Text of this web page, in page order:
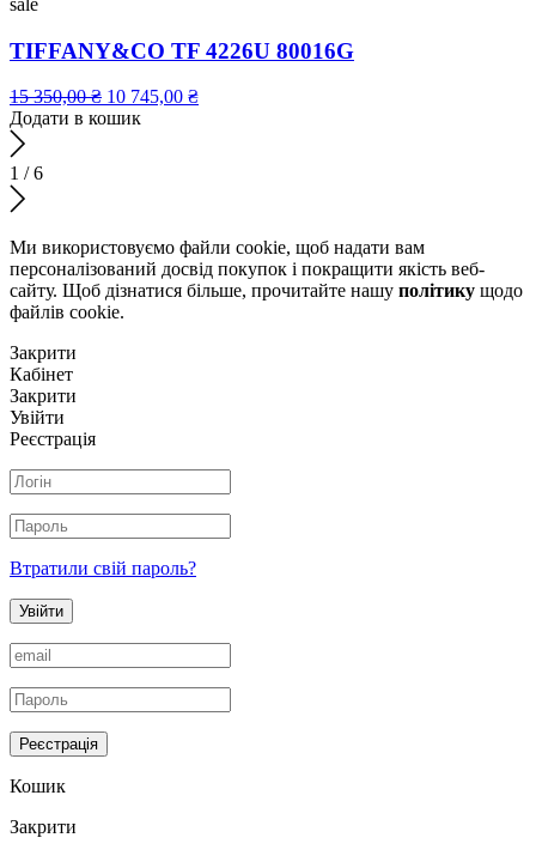
sale
TIFFANY&CO TF 4226U 80016G
15 350,00₴ 10 745,00 ₴
Додати в кошик
1 /6
Ми використовуємо файли cookie, щоб надати вам
персоналізований досвід покупок і покращити якість веб-
сайту. Щоб дізнатися більше, прочитайте нашу політику щодо
файлів сookie.
Закрити
Кабінет
Закрити
Увійти
Реєстрація
Втратили свій пароль?
Увійти
Реєстрація
Кошик
Закрити